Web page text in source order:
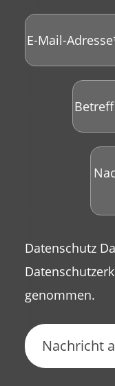
Datenschutz
genommen.
Nachricht